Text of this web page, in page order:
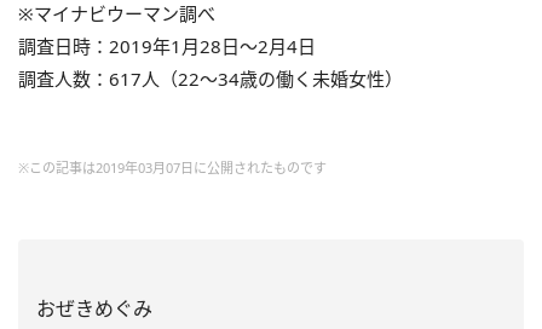
※マイナビウーマン調べ
調査日時：2019年1月28日～2月4日
調査人数：617人（22～34歳の働く未婚女性）
※この記事は2019年03月07日に公開されたものです
おぜきめぐみ